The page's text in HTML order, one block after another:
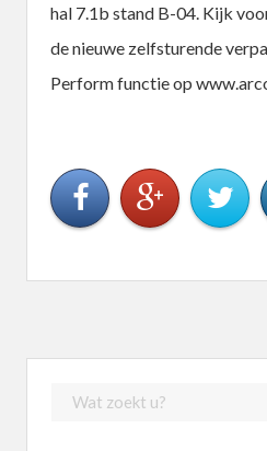
hal 7.1b stand B-04. Kijk
de nieuwe zelfsturende
Perform functie op